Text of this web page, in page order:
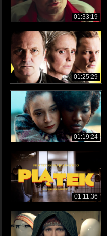
01:33:19
01:25:29
01:19:24
01:11:36